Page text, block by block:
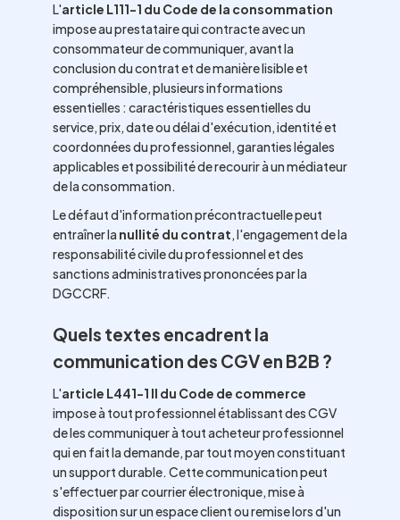
L'article L111-1 du Code de la consommation
impose au prestataire qui contracte avec un
consommateur de communiquer, avant la
conclusion du contrat et de manière lisible et
compréhensible, plusieurs informations
essentielles : caractéristiques essentielles du
service, prix, date ou délai d'exécution, identité et
coordonnées du professionnel, garanties légales
applicables et possibilité de recourir à un médiateur
de la consommation.
Le défaut d'information précontractuelle peut
entraîner la nullité du contrat, l'engagement de la
responsabilité civile du professionnel et des
sanctions administratives prononcées par la
DGCCRF.
Quels textes encadrent la
communication des CGV en B2B ?
L'article L441-1 II du Code de commerce
impose à tout professionnel établissant des CGV
de les communiquer à tout acheteur professionnel
qui en fait la demande, par tout moyen constituant
un support durable. Cette communication peut
s'effectuer par courrier électronique, mise à
disposition sur un espace client ou remise lors d'un